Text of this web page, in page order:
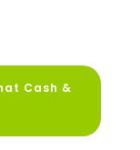
Cash &